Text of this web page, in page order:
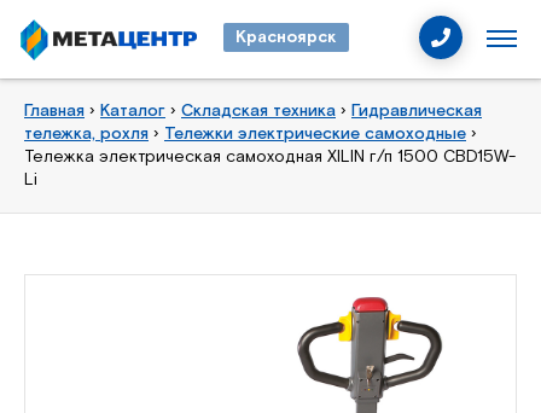
Красноярск
Главная › Каталог › Складская техника › Гидравлическая
тележка, рохля › Тележки электрические самоходные ›
Тележка электрическая самоходная XILIN г/п 1500 CBD15W-
Li